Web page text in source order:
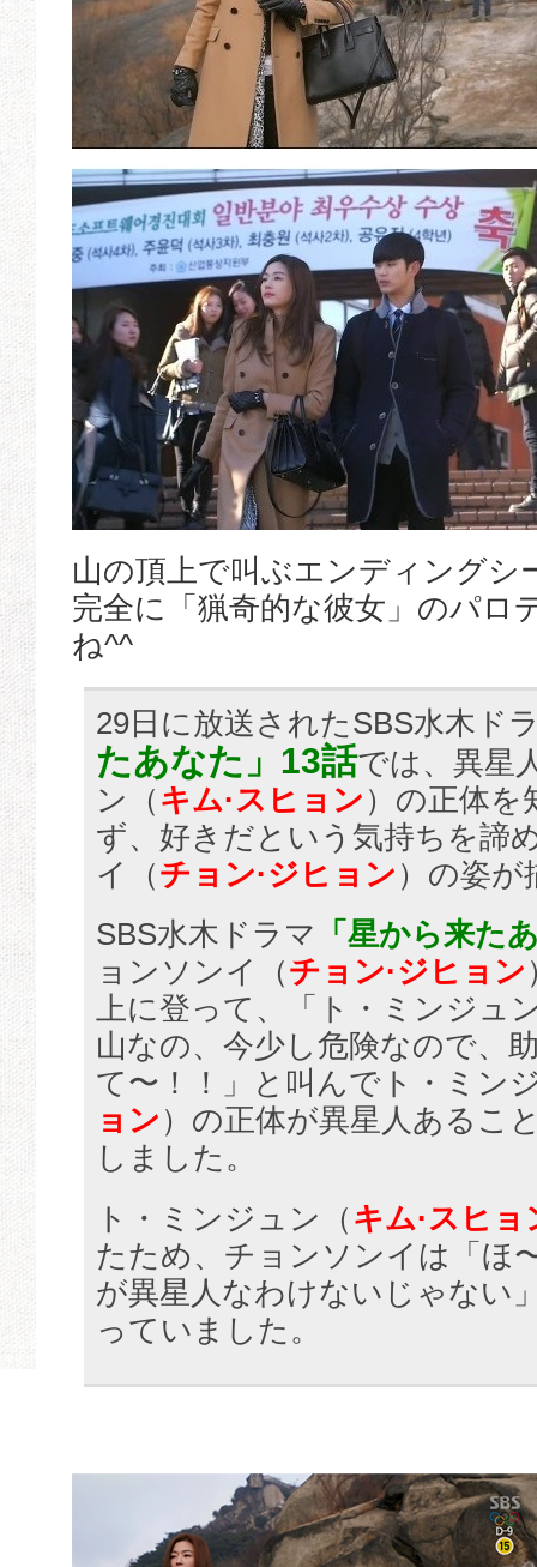
山の頂上で叫ぶエンディングシ
完全に「猟奇的な彼女」のパロ
ね^^
29日に放送されたSBS水木ド
たあなた」13話では、異星
ン（ キム·スヒョン ）の正体を
ず、好きだという気持ちを諦
イ（チョン·ジヒョン ）の姿が
SBS水木ドラマ 「星から来た
ョンソンイ（チョン·ジヒョン
上に登って、「ト・ミンジュ
山なの、今少し危険なので、
て〜！！」と叫んでト・ミン
ョン ）の正体が異星人あるこ
しました。
ト・ミンジュン（ キム·スヒョ
たため、チョンソンイは「ほ
が異星人なわけないじゃない
っていました。